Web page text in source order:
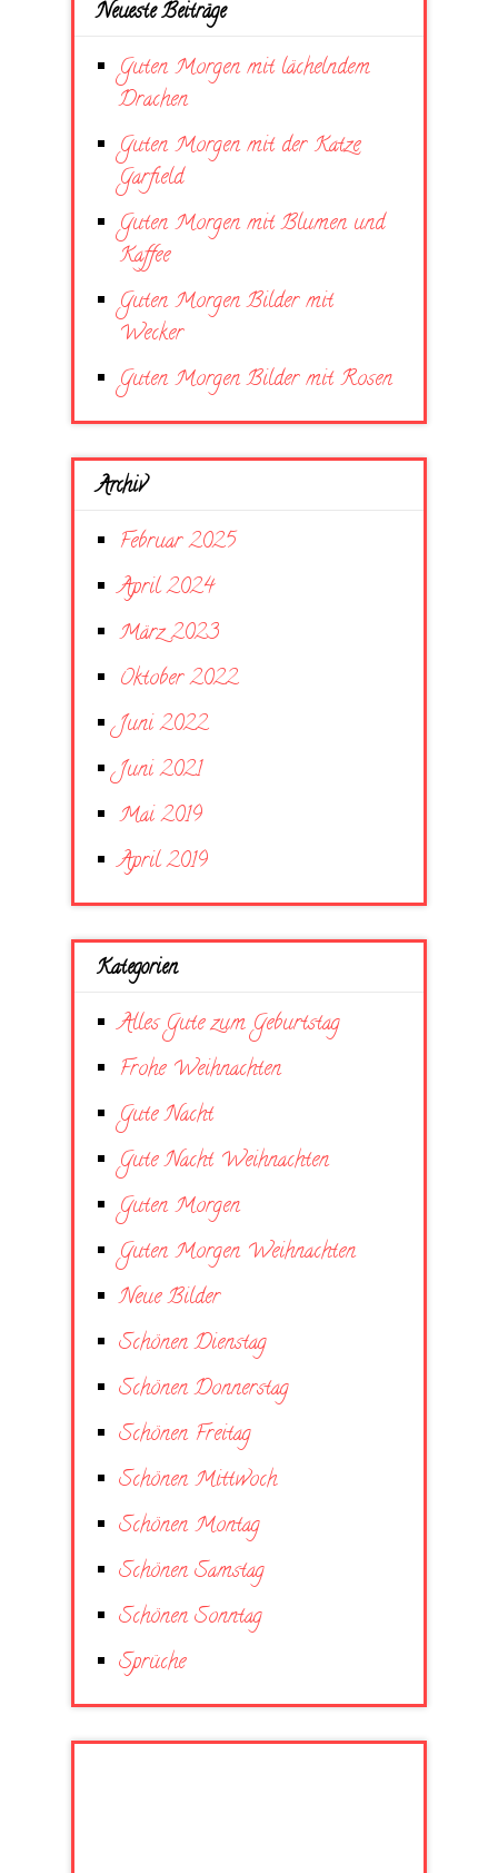
Neueste Beiträge
Guten Morgen mit lächelndem
Drachen
Guten Morgen mit der Katze
Garfield
Guten Morgen mit Blumen und
Kaffee
Guten Morgen Bilder mit
Wecker
Guten Morgen Bilder mit Rosen
Archiv
Februar 2025
April 2024
März 2023
Oktober 2022
Juni 2022
Juni 2021
Mai 2019
April 2019
Kategorien
Alles Gute zum Geburtstag
Frohe Weihnachten
Gute Nacht
Gute Nacht Weihnachten
Guten Morgen
Guten Morgen Weihnachten
Neue Bilder
Schönen Dienstag
Schönen Donnerstag
Schönen Freitag
Schönen Mittwoch
Schönen Montag
Schönen Samstag
Schönen Sonntag
Sprüche